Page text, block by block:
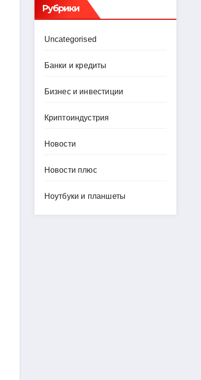
Рубрики
Uncategorised
Банки и кредиты
Бизнес и инвестиции
Криптоиндустрия
Новости
Новости плюс
Ноутбуки и планшеты